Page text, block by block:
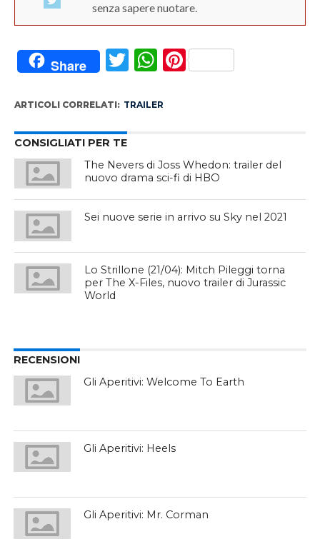
senza sapere nuotare.
Share Twitter
WhatsApp
Pinterest
ARTICOLI CORRELATI: TRAILER
CONSIGLIATI PER TE
The Nevers di Joss Whedon: trailer del
nuovo drama sci-fi di HBO
Sei nuove serie in arrivo su Sky nel 2021
Lo Strillone (21/04): Mitch Pileggi torna
per The X-Files, nuovo trailer di Jurassic
World
RECENSIONI
Gli Aperitivi: Welcome To Earth
Gli Aperitivi: Heels
Gli Aperitivi: Mr. Corman